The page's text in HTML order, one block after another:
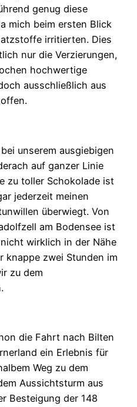
genug diese
mich beim ersten Blick
irritierten. Dies
nur die Verzierungen,
hochwertige
ausschließlich aus
unserem ausgiebigen
auf ganzer Linie
zu toller Schokolade ist
jederzeit meinen
überwiegt. Von
am Bodensee ist
wirklich in der Nähe
knappe zwei Stunden im
zu dem
die Fahrt nach Bilten
ein Erlebnis für
Weg zu dem
Aussichtsturm aus
Besteigung der 148